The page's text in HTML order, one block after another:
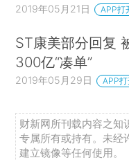
2019年05月21日 APP打
ST康美部分回复
300亿“凑单”
2019年05月29日 APP
财新网所刊载内容之知
专属所有或持有。未经
建立镜像等任何使用。